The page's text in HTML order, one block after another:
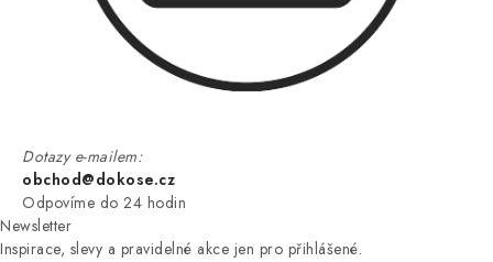
Dotazy e-mailem:
obchod@dokose.cz
Odpovíme do 24 hodin
Newsletter
Inspirace, slevy a pravidelné akce jen pro přihlášené.